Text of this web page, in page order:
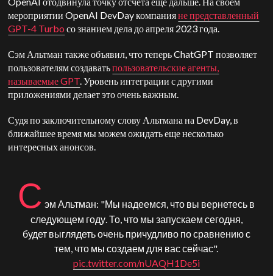
мероприятии OpenAI DevDay компанияне представленный
GPT-4 Turbo со знанием дела до апреля 2023 года.
Сэм Альтман также объявил, что теперь ChatGPT позволяет
пользователям создаватьпользовательские агенты,
называемые GPT. Уровень интеграции с другими
приложениями делает это очень важным.
Судя по заключительному слову Альтмана на DevDay, в
ближайшее время мы можем ожидать еще несколько
интересных анонсов.
С эм Альтман: "Мы надеемся, что вы вернетесь в
следующем году. То, что мы запускаем сегодня,
будет выглядеть очень причудливо по сравнению с
тем, что мы создаем для вас сейчас".
pic.twitter.com/nUAQH1De5i